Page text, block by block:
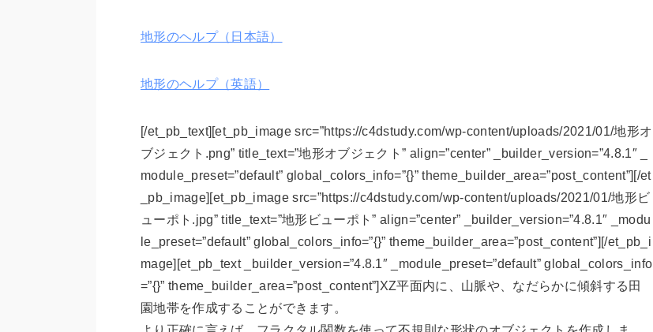
地形のヘルプ（日本語）
地形のヘルプ（英語）
[/et_pb_text][et_pb_image src=”https://c4dstudy.com/wp-content/uploads/2021/01/地形オ
ブジェクト.png” title_text=”地形オブジェクト” align=”center” _builder_version=”4.8.1″ _
module_preset=”default” global_colors_info=”{}” theme_builder_area=”post_content”][/et
_pb_image][et_pb_image src=”https://c4dstudy.com/wp-content/uploads/2021/01/地形ビ
ューポト.jpg” title_text=”地形ビューポト” align=”center” _builder_version=”4.8.1″ _modu
le_preset=”default” global_colors_info=”{}” theme_builder_area=”post_content”][/et_pb_i
mage][et_pb_text _builder_version=”4.8.1″ _module_preset=”default” global_colors_info
=”{}” theme_builder_area=”post_content”]XZ平面内に、山脈や、なだらかに傾斜する田
園地帯を作成することができます。